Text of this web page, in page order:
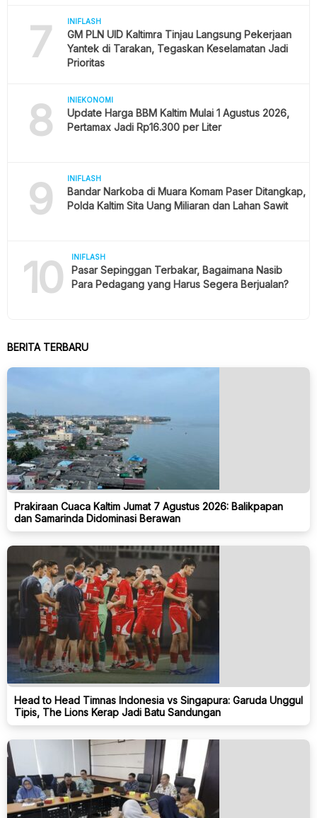
7 INIFLASH
GM PLN UID Kaltimra Tinjau Langsung Pekerjaan
Yantek di Tarakan, Tegaskan Keselamatan Jadi
Prioritas
8 INIEKONOMI
Update Harga BBM Kaltim Mulai 1 Agustus 2026,
Pertamax Jadi Rp16.300 per Liter
9 INIFLASH
Bandar Narkoba di Muara Komam Paser Ditangkap,
Polda Kaltim Sita Uang Miliaran dan Lahan Sawit
10 INIFLASH
Pasar Sepinggan Terbakar, Bagaimana Nasib
Para Pedagang yang Harus Segera Berjualan?
BERITA TERBARU
Prakiraan Cuaca Kaltim Jumat 7 Agustus 2026: Balikpapan
dan Samarinda Didominasi Berawan
Head to Head Timnas Indonesia vs Singapura: Garuda Unggul
Tipis, The Lions Kerap Jadi Batu Sandungan